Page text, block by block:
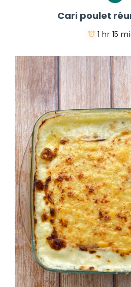
Cari poulet
1 hr 15